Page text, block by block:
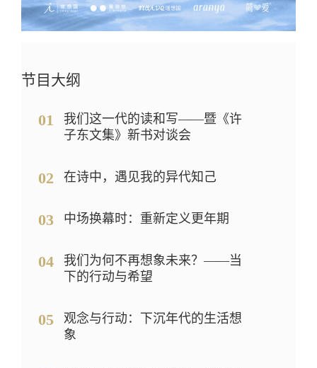
节目大纲
01
我们这一代的读和写——暨《许
子东文集》新书对谈会
02 在诗中，遇见我的异代知己
03 中场换幕时：重新定义更年期
04
我们为何不再想象未来？——当
下的行动与希望
05
观念与行动：下沉年代的生活想
象